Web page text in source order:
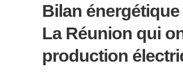
Bilan
La Réunion qui
production